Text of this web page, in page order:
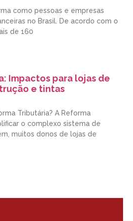
como pessoas e empresas
no Brasil. De acordo com o
de 160
Impactos para lojas de
e tintas
Tributária? A Reforma
o complexo sistema de
muitos donos de lojas de